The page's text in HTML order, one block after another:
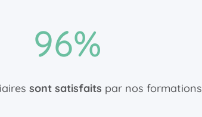
96%
sont satisfaits par nos formations​